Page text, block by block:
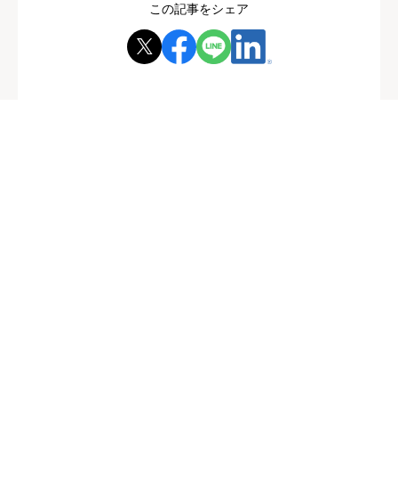
この記事をシェア